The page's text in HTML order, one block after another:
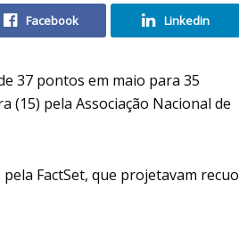
Facebook Linkedin
37 pontos em maio para 35
pela Associação Nacional de
FactSet, que projetavam recuo